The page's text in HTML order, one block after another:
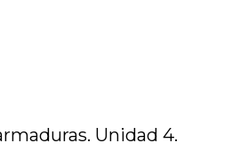
Unidad 4.